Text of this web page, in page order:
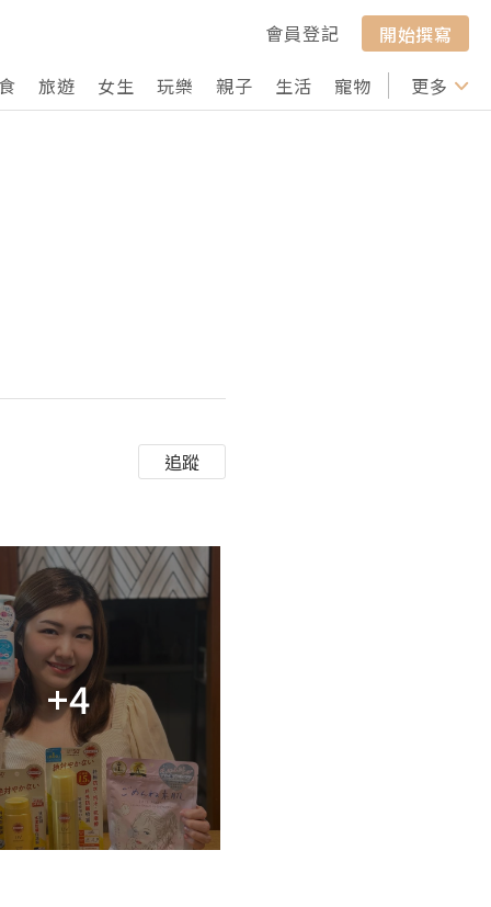
會員登記
開始撰寫
旅遊 女生 玩樂 親子 生活 寵物 行山 打卡
更多
追蹤
+4